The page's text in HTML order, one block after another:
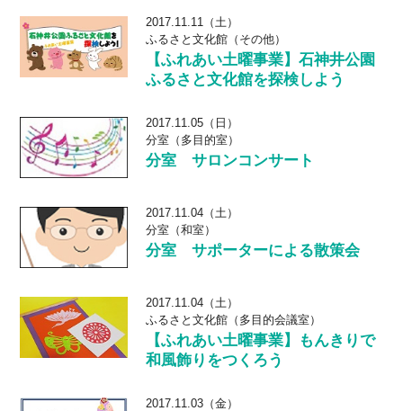
2017.11.11（土）
ふるさと文化館（その他）
【ふれあい土曜事業】石神井公園
ふるさと文化館を探検しよう
2017.11.05（日）
分室（多目的室）
分室 サロンコンサート
2017.11.04（土）
分室（和室）
分室 サポーターによる散策会
2017.11.04（土）
ふるさと文化館（多目的会議室）
【ふれあい土曜事業】もんきりで
和風飾りをつくろう
2017.11.03（金）